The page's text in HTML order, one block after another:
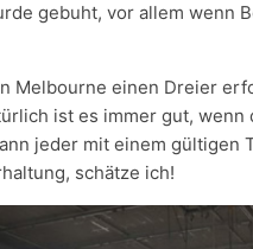
gebuht, vor allem wenn
Melbourne einen Dreier
ist es immer gut,
jeder mit einem gültigen
schätze ich!